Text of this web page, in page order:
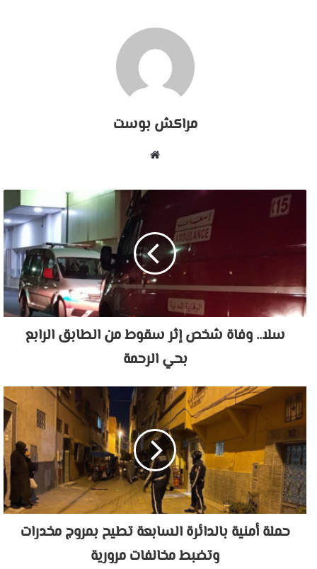
مراكش بوست
سلا.. وفاة شخص إثر سقوط من الطابق الرابع
بحي الرحمة
حملة أمنية بالدائرة السابعة تطيح بمروج مخدرات
وتضبط مخالفات مرورية